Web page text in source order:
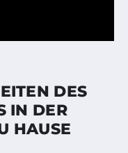
DES
IN DER
HAUSE